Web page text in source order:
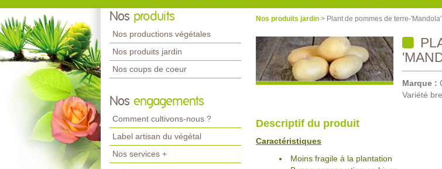
Nos produits
Nos productions végétales
Nos produits jardin
Nos coups de coeur
Nos engagements
Comment cultivons-nous ?
Label artisan du végétal
Nos services +
Nos produits jardin > Plant de pommes de terre-'Mandola'
Marque :
Variété
Descriptif du produit
Caractéristiques
Moins fragile à la plantation